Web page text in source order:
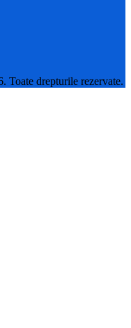
drepturile rezervate.